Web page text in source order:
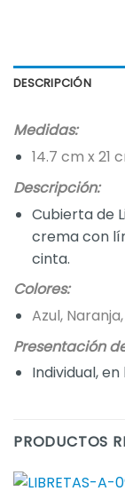
DESCRIPCIÓN
Medidas:
14.7 cm x 21
Descripción:
Cubierta de
crema con
cinta.
Colores:
Azul,
Presentación
Individual,
PRODUCTOS